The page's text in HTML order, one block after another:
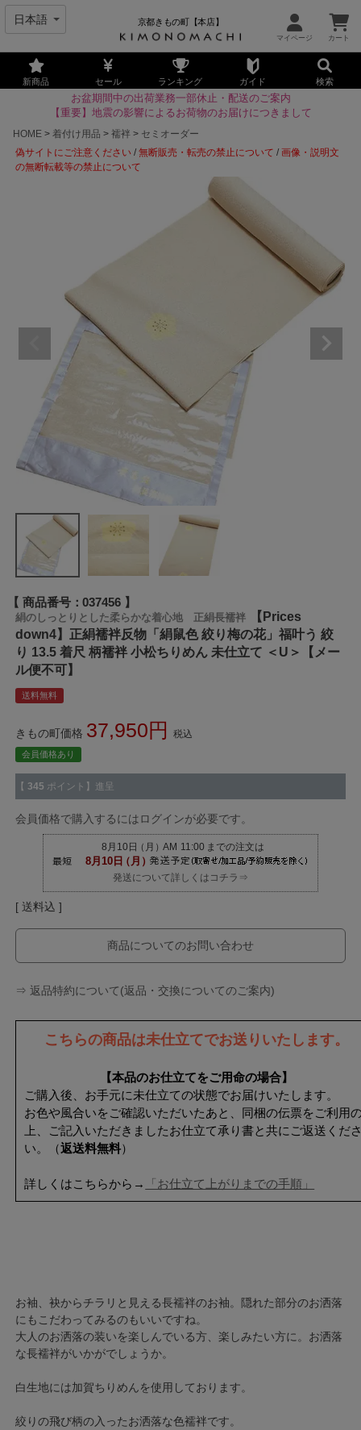
京都きもの町【本店】
新商品 セール ランキング ガイド 検索
お盆期間中の出荷業務一部休止・配送のご案内
【重要】地震の影響によるお荷物のお届けにつきまして
HOME
着付け用品 襦袢
セミオーダー
偽サイトにご注意ください /無断販売・転売の禁止について /画像・説明文
の無断転載等の禁止について
商品番号 037456
絹のしっとりとした柔らかな着心地 正絹長襦袢
【Prices
down4】正絹襦袢反物「絹鼠色 絞り梅の花」福叶う 絞
り 13.5 着尺 柄襦袢 小松ちりめん 未仕立て ＜U＞【メー
ル便不可】
送料無料
きもの町価格 37,950 税込
会員価格あり
【 345 ポイント】進呈
会員価格で購入するにはログインが必要です。
発送について詳しくはコチラ⇒
送料込
商品についてのお問い合わせ
⇒ 返品特約について(返品・交換についてのご案内)
こちらの商品は未仕立てでお送りいたします。
【本品のお仕立てをご用命の場合】
ご購入後、お手元に未仕立ての状態でお届けいたします。
お色や風合いをご確認いただいたあと、同梱の伝票をご利用
上、ご記入いただきましたお仕立て承り書と共にご返送くだ
い。（返送料無料）
詳しくはこちらから→ 「お仕立て上がりまでの手順」
お袖、袂からチラリと見える長襦袢のお袖。隠れた部分のお洒落
にもこだわってみるのもいいですね。
大人のお洒落の装いを楽しんでいる方、楽しみたい方に。お洒落
な長襦袢がいかがでしょうか。
白生地には加賀ちりめんを使用しております。
絞りの飛び柄の入ったお洒落な色襦袢です。